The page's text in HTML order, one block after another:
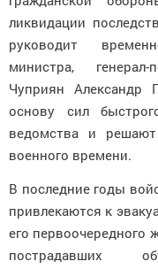
ликвидации
руководит
министра,
Чуприян Александр
основу сил
ведомства и
военного времени.
В последние годы
привлекаются к
его первоочеред­ного
пострадавших